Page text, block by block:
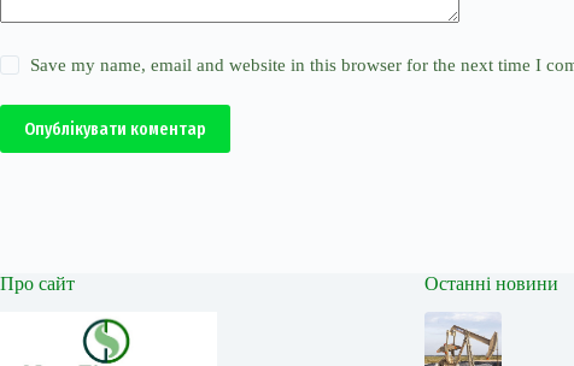
Save my name, email and website in this browser for the next time I
Опублікувати коментар
Про сайт Останні новини